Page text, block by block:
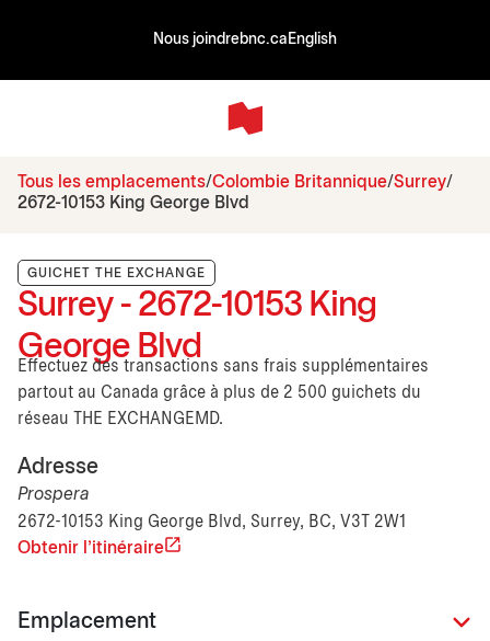
Nous joindrebnc.ca English
Tous les emplacements Colombie Britannique Surrey
2672-10153 King George Blvd
GUICHET THE EXCHANGE
Surrey - 2672-10153 King
George Blvd
Effectuez des transactions sans frais supplémentaires
partout au Canada grâce à plus de 2 500 guichets du
réseau THE EXCHANGEMD.
Adresse
Prospera
2672-10153 King George Blvd, Surrey, BC, V3T 2W1
Obtenir l'itinéraire
Emplacement